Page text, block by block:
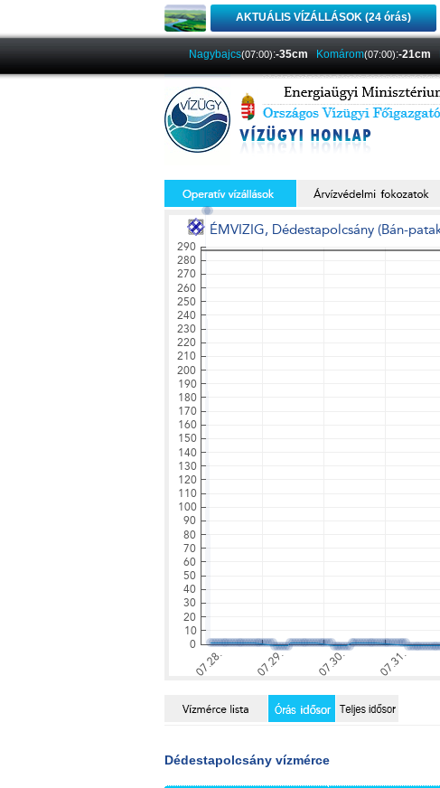
AKTUÁLIS VÍZÁLLÁSOK (24 órás)
Nagybajcs(07:00):-35cm Komárom(07:00):-21cm
Dédestapolcsány vízmérce